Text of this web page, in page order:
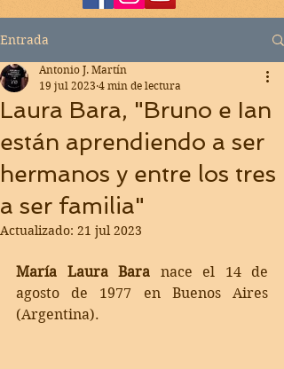
Entrada
Laura Bara, "Bruno e Ian
están aprendiendo a ser
hermanos y entre los tres
a ser familia"
Antonio J. Martín
19 jul 2023 4 min de lectura
Actualizado: 21 jul 2023
María Laura Bara nace el 14 de
agosto de 1977 en Buenos Aires
(Argentina).